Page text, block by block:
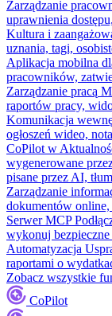
Zarządzanie
uprawnienia
Kultura i
uznania, tagi,
Aplikacja mobilna
pracowników,
Zarządzanie pracą
raportów pracy,
Komunikacja
ogłoszeń wideo,
CoPilot w
wygenerowane
pisane przez AI,
Zarządzanie
dokumentów
Serwer MCP
wykonuj bezpieczne
Automatyzacja
raportami o
Zobacz wszystkie
CoPilot